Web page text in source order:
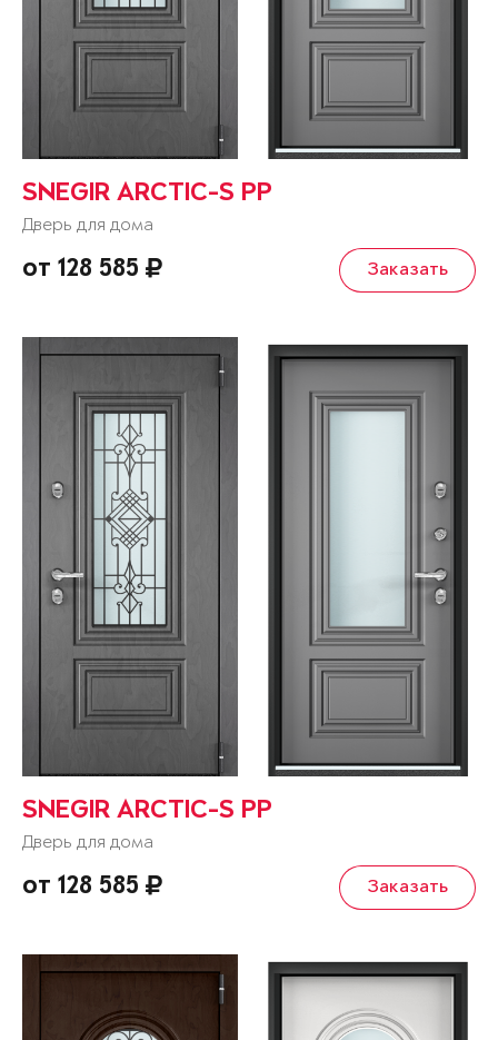
SNEGIR ARCTIC-S PP
Дверь для дома
от 128 585 Заказать
SNEGIR ARCTIC-S PP
Дверь для дома
от 128 585 Заказать